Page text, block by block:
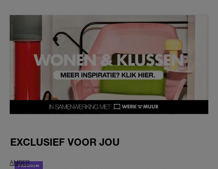
EXCLUSIEF VOOR JOU
AMBER